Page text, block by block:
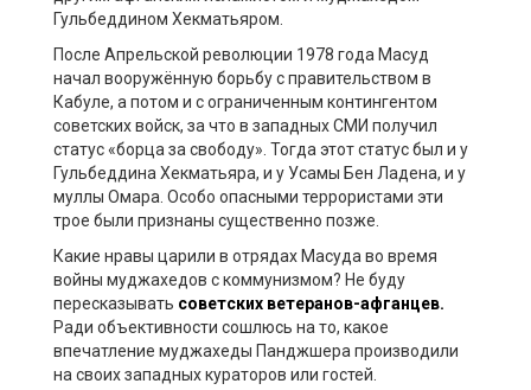
Гульбеддином Хекматьяром.
После Апрельской революции 1978 года Масуд
начал вооружённую борьбу с правительством в
Кабуле, а потом и с ограниченным контингентом
советских войск, за что в западных СМИ получил
статус «борца за свободу». Тогда этот статус был и у
Гульбеддина Хекматьяра, и у Усамы Бен Ладена, и у
муллы Омара. Особо опасными террористами эти
трое были признаны существенно позже.
Какие нравы царили в отрядах Масуда во время
войны муджахедов с коммунизмом? Не буду
пересказывать советских ветеранов-афганцев.
Ради объективности сошлюсь на то, какое
впечатление муджахеды Панджшера производили
на своих западных кураторов или гостей.